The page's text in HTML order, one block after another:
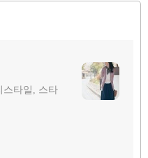
스타일, 스타